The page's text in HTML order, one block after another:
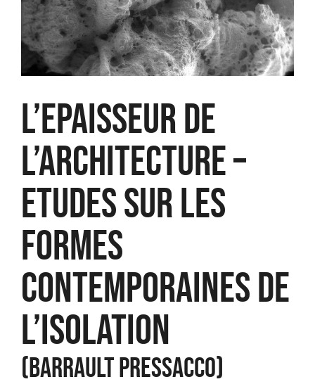
L’EPAISSEUR DE
L’ARCHITECTURE –
ETUDES SUR LES
FORMES
CONTEMPORAINES DE
L’ISOLATION
(BARRAULT PRESSACCO)